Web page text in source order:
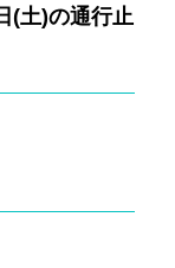
(土)の通行止